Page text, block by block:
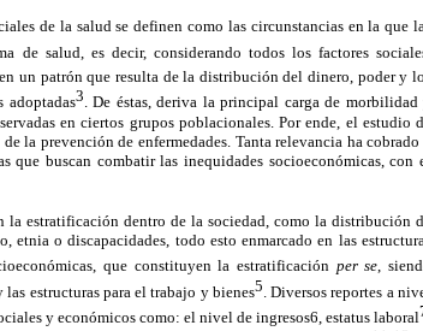
de la salud se definen como las circunstancias en la que
de salud, es decir, considerando todos los factores
un patrón que resulta de la distribución del dinero, poder y
3. De éstas, deriva la principal carga de morbilidad
en ciertos grupos poblacionales. Por ende, el estudio
la prevención de enfermedades. Tanta relevancia ha cobrado
que buscan combatir las inequidades socioeconómicas, con
la estratificación dentro de la sociedad, como la distribución
o discapacidades, todo esto enmarcado en las
que constituyen la estratificación per se,
estructuras para el trabajo y bienes5. Diversos reportes a
y económicos como: el nivel de ingresos6, estatus laboral